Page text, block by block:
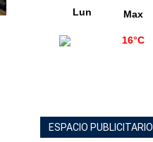
Lun
Max
16°C
ESPACIO PUBLICITARIO